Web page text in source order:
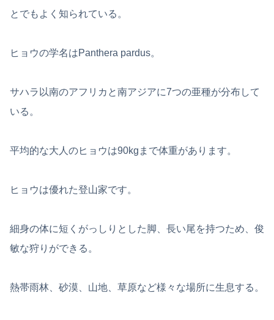
とでもよく知られている。
ヒョウの学名はPanthera pardus。
サハラ以南のアフリカと南アジアに7つの亜種が分布して
いる。
平均的な大人のヒョウは90kgまで体重があります。
ヒョウは優れた登山家です。
細身の体に短くがっしりとした脚、長い尾を持つため、俊
敏な狩りができる。
熱帯雨林、砂漠、山地、草原など様々な場所に生息する。